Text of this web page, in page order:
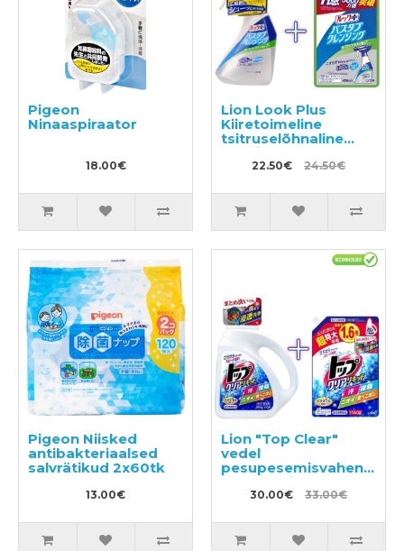
Pigeon
Ninaaspiraator
18.00€
Lion Look Plus
Kiiretoimeline
tsitruselõhnaline
500ml + täide 450ml
22.50€ 24.50€
Pigeon Niisked
antibakteriaalsed
salvrätikud 2х60tk
13.00€
Lion "Top Clear"
vedel
pesupesemisvahend
900g + täitepakend
1160g30.00€ 33.00€